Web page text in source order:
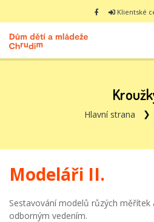
Klientské
Hlavní strana
Modeláři II.
Sestavování modelů růzých
odborným vedením.